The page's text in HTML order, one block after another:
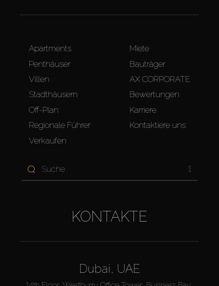
Apartments
Penthäuser
Villen
Stadthäusern
Off-Plan
Regionale Führer
Verkaufen
Miete
Bauträger
AX CORPORATE
Bewertungen
Karriere
Kontaktiere uns
1
KONTAKTE
Dubai, UAE